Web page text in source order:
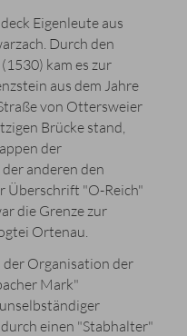
Eigenleute aus
Durch den
kam es zur
aus dem Jahre
von Ottersweier
Brücke stand,
der
anderen den
Überschrift "O-Reich"
die Grenze zur
Ortenau.
der Organisation der
Mark"
einen "Stabhalter"